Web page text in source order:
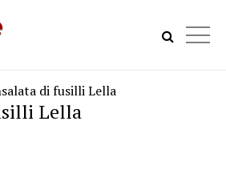
di fusilli Lella
Lella